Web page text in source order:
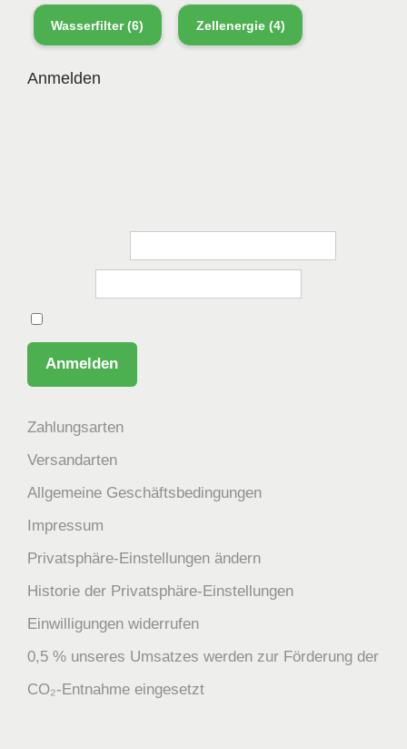
Wasserfilter(6) Zellenergie(4)
Anmelden
Zahlungsarten
Versandarten
Allgemeine Geschäftsbedingungen
Impressum
Privatsphäre-Einstellungen ändern
Historie der Privatsphäre-Einstellungen
Einwilligungen widerrufen
0,5 % unseres Umsatzes werden zur Förderung der
CO₂-Entnahme eingesetzt